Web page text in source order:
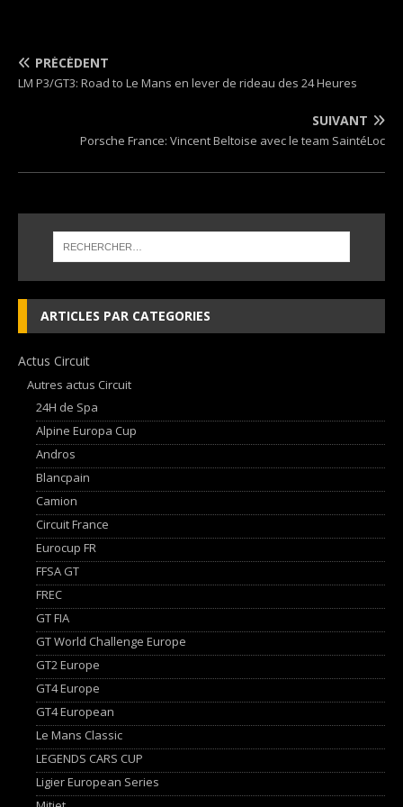
PRÉCÉDENT
LM P3/GT3: Road to Le Mans en lever de rideau des 24 Heures
SUIVANT
Porsche France: Vincent Beltoise avec le team SaintéLoc
ARTICLES PAR CATEGORIES
Actus Circuit
Autres actus Circuit
24H de Spa
Alpine Europa Cup
Andros
Blancpain
Camion
Circuit France
Eurocup FR
FFSA GT
FREC
GT FIA
GT World Challenge Europe
GT2 Europe
GT4 Europe
GT4 European
Le Mans Classic
LEGENDS CARS CUP
Ligier European Series